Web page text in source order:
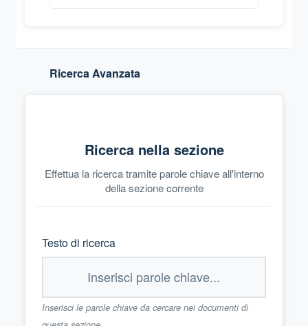
Ricerca Avanzata
Ricerca nella sezione
Effettua la ricerca tramite parole chiave all'interno
della sezione corrente
Testo di ricerca
Inserisci le parole chiave da cercare nei documenti di